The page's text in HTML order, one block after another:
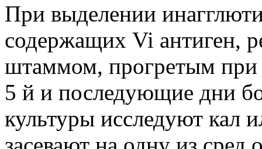
При выделении
содержащих Vi антиген,
штаммом, прогретым при
5 й и последующие дни
культуры исследуют кал